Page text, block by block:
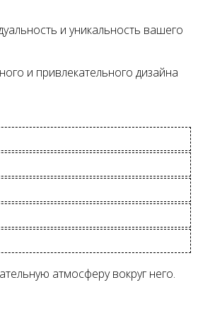
и уникальность вашего
и привлекательного дизайна
атмосферу вокруг него.